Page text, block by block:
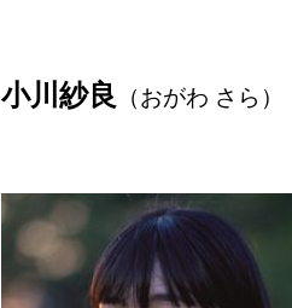
小川紗良 （おがわ さら）